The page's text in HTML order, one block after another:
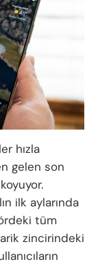
hızla
gelen son
ilk aylarında
tüm
zincirindeki